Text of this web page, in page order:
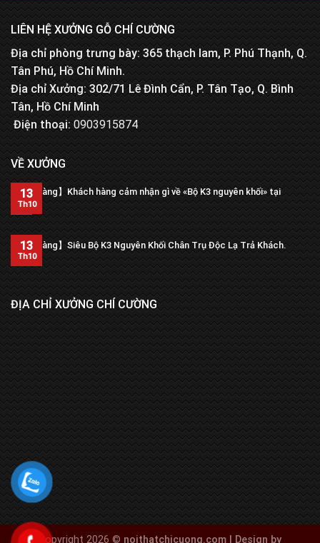
LIÊN HỆ XƯỞNG GỖ CHÍ CƯỜNG
Địa chỉ phòng trưng bày: 365 thạch lam, P. Phú Thạnh, Q.
Tân Phú, Hồ Chí Minh.
Địa chỉ Xưởng: 302/71 Lê Đình Cẩn, P. Tân Tạo, Q. Bình
Tân, Hồ Chí Minh
Điện thoại:0903915874
VỀ XƯỞNG
【Trả hàng】Khách hàng cảm nhận gì về «Bộ K3 nguyên khối» tại
xưởng?
13
Th10
【Trả hàng】Siêu Bộ K3 Nguyên Khối Chân Trụ Độc Lạ Trả Khách.
13
Th10
ĐỊA CHỈ XƯỞNG CHÍ CƯỜNG
Copyright 2026 © noithatchicuong.com | Design by